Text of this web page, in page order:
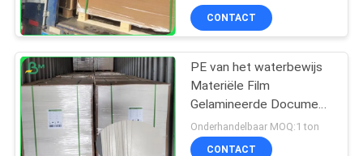
Meeneemvakjes
CONTACT
PE van het waterbewijs
Materiële Film
Gelamineerde Document
Witte Met een laag
bedekt Bruin 300g + 15g
Onderhandelbaar MOQ:1 ton
CONTACT